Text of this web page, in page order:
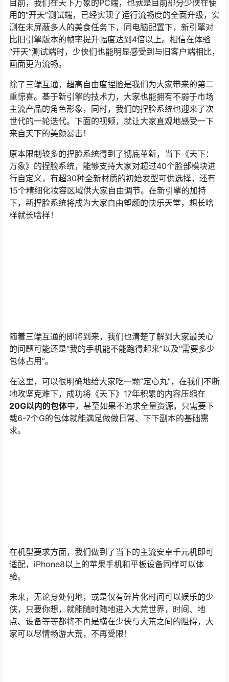
目前，我们在天下万象的PC端，也就是目前部分少侠在使
用的“开天”测试端，已经实现了运行流畅度的全面升级，实
测在未屏蔽多人的美食任务下，同电脑配置下，新引擎对
比旧引擎版本的帧率提升幅度达到4倍以上。相信在体验
“开天”测试端时，少侠们也能明显感受到与旧客户端相比，
画面更为流畅。
除了三端互通，超高自由度捏脸是我们为大家带来的第二
重惊喜。基于新引擎的技术力，大家也能拥有不弱于市场
主流产品的角色形象，同时，我们的捏脸系统也迎来了次
世代的一轮迭代。下面的视频，就让大家直观地感受一下
来自天下的美颜暴击！
原本限制较多的捏脸系统得到了彻底革新，当下《天下：
万象》的捏脸系统，能够支持大家对超过40个脸部模块进
行自定义，有超30种全新材质的初始发型可供选择，还有
15个精细化妆容区域供大家自由调节。在新引擎的加持
下，新捏脸系统将成为大家自由塑颜的快乐天堂，想长啥
样就长啥样！
随着三端互通的即将到来，我们也清楚了解到大家最关心
的问题可能还是“我的手机能不能跑得起来”以及“需要多少
包体占用”。
在这里，可以很明确地给大家吃一颗“定心丸”，在我们不断
地攻坚克难下，成功将《天下》17年积累的内容压缩在
20G以内的包体中，甚至如果不追求全量资源，只需要下
载6-7个G的包体就能满足做做日常、下下副本的基础需
求。
在机型要求方面，我们做到了当下的主流安卓千元机即可
适配，iPhone8以上的苹果手机和平板设备同样可以体
验。
未来，无论身处何地，或是仅有碎片化时间可以娱乐的少
侠，只要你想，就能随时随地进入大荒世界，时间、地
点、设备等等都将不再是横在少侠与大荒之间的阻碍，大
家可以尽情畅游大荒，不再受限！